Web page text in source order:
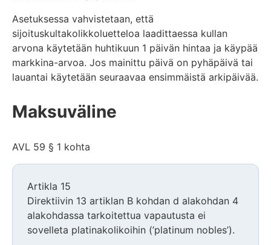
Asetuksessa vahvistetaan, että
sijoituskultakolikkoluetteloa laadittaessa kullan
arvona käytetään huhtikuun 1 päivän hintaa ja käypää
markkina-arvoa. Jos mainittu päivä on pyhäpäivä tai
lauantai käytetään seuraavaa ensimmäistä arkipäivää.
Maksuväline
AVL 59 § 1 kohta
Artikla 15
Direktiivin 13 artiklan B kohdan d alakohdan 4
alakohdassa tarkoitettua vapautusta ei
sovelleta platinakolikoihin (’platinum nobles’).